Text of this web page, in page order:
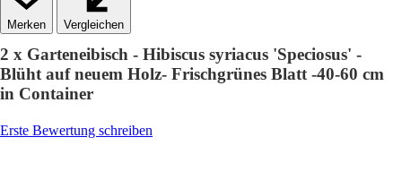
Vergleichen
2 x Garteneibisch - Hibiscus syriacus 'Speciosus' -
Blüht auf neuem Holz- Frischgrünes Blatt -40-60 cm
in Container
Erste Bewertung schreiben